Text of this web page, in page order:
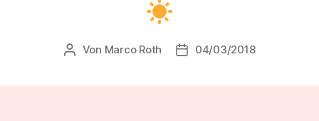
Beitragsautor
Von Marco Roth Veröffentlichungsdatum
04/03/2018